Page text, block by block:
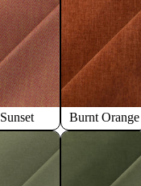
Sunset Burnt Orange